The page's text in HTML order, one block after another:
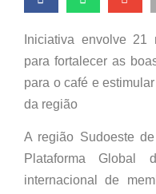
Iniciativa envolve 21
para fortalecer as
para o café e
da região
A região Sudoeste
Plataforma Global
internacional de